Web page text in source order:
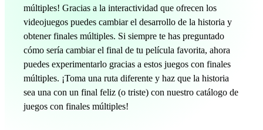
múltiples! Gracias a la interactividad que ofrecen los
videojuegos puedes cambiar el desarrollo de la historia y
obtener finales múltiples. Si siempre te has preguntado
cómo sería cambiar el final de tu película favorita, ahora
puedes experimentarlo gracias a estos juegos con finales
múltiples. ¡Toma una ruta diferente y haz que la historia
sea una con un final feliz (o triste) con nuestro catálogo de
juegos con finales múltiples!